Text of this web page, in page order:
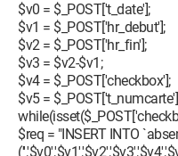
$v0 = $_POST['t_date'];
$v1 = $_POST['hr_debut'];
$v2 = $_POST['hr_fin'];
$v3 = $v2-$v1;
$v4 = $_POST['checkbox'];
$v5 =
$req = "INSERT INTO